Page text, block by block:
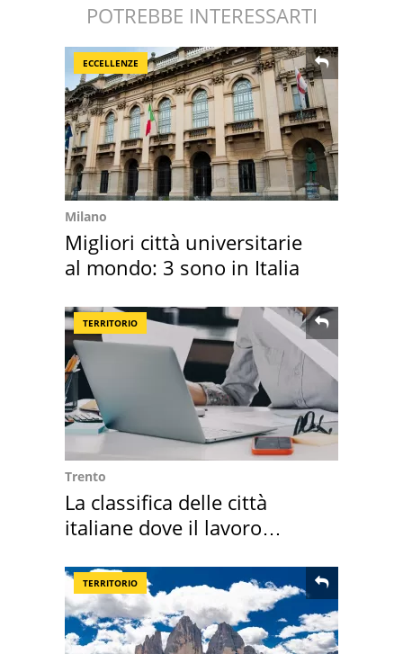
POTREBBE INTERESSARTI
ECCELLENZE
Milano
Migliori città universitarie
al mondo: 3 sono in Italia
TERRITORIO
Trento
La classifica delle città
italiane dove il lavoro
TERRITORIO